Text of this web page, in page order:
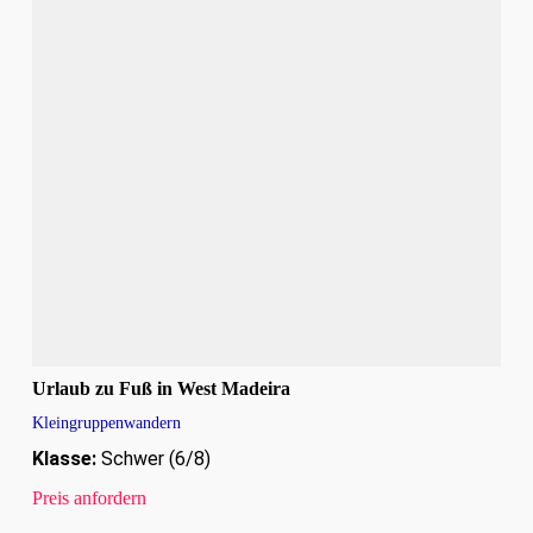
Urlaub zu Fuß in West Madeira
Kleingruppenwandern
Klasse:Schwer (6/8)
Preis anfordern